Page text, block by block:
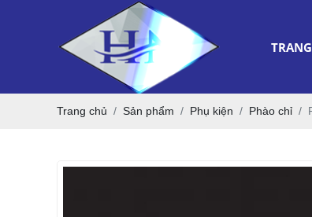
Trang chủ Sản phẩm Phụ kiện Phào chỉ